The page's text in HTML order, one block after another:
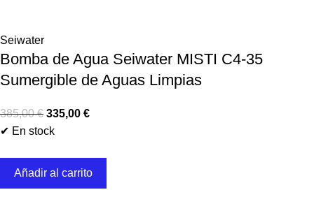
Seiwater
Bomba de Agua Seiwater MISTI C4-35
Sumergible de Aguas Limpias
385,00€ 335,00 €
✔ En stock
Añadir al carrito